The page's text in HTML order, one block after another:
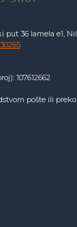
36 lamela e1,
107612662
pošte ili